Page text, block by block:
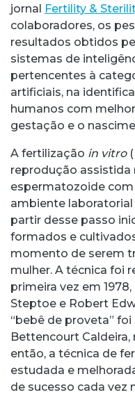
jornal
Fertility &
colaboradores, os
resultados obtidos
sistemas de
pertencentes à
artificiais, na
humanos com
gestação e o
A fertilização in vitro
reprodução assistida
espermatozoide
ambiente
partir desse passo
formados e
momento de serem
mulher. A técnica foi
primeira vez em
Steptoe e Robert
“bebê de proveta”
Bettencourt Caldeira,
então, a técnica de
estudada e
de sucesso cada vez